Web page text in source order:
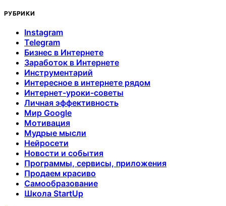
РУБРИКИ
Instagram
Telegram
Бизнес в Интернете
Заработок в Интернете
Инструментарий
Интересное в интернете рядом
Интернет-уроки-советы
Личная эффективность
Мир Google
Мотивация
Мудрые мысли
Нейросети
Новости и события
Программы, сервисы, приложения
Продаем красиво
Самообразование
Школа StartUp